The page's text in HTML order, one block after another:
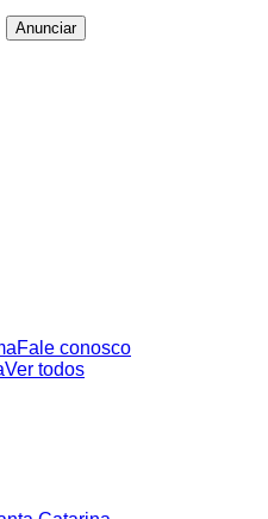
Anunciar
Fale conosco
Ver todos